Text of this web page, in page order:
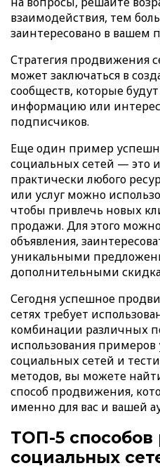
взаимодействия, тем
заинтересовано в вашем
Стратегия продвижения
может заключаться в
сообществ, которые
информацию или
подписчиков.
Еще один пример
социальных сетей — это
практически любого
или услуг можно
чтобы привлечь новых
продажи. Для этого
объявления,
уникальными
дополнительными
Сегодня успешное
сетях требует
комбинации различных
использования
социальных сетей и
методов, вы можете
способ продвижения,
именно для вас и вашей
ТОП-5 способов
социальных